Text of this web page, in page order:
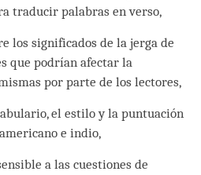
traducir palabras en verso,
los significados de la jerga de
que podrían afectar la
por parte de los lectores,
el estilo y la puntuación
e indio,
a las cuestiones de